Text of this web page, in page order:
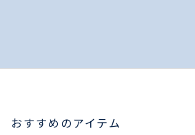
おすすめのアイテム